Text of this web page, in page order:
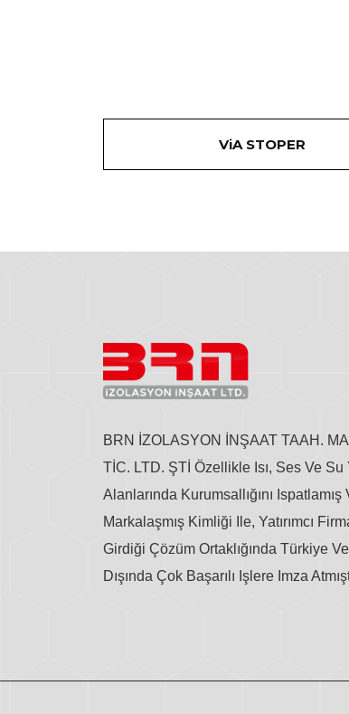
ViA STOPER
BRN İZOLASYON İNŞAAT TAAH.
TİC. LTD. ŞTİ Özellikle Isı, Ses Ve Su
Alanlarında Kurumsallığını Ispatlamış
Markalaşmış Kimliği Ile, Yatırımcı
Girdiği Çözüm Ortaklığında Türkiye
Dışında Çok Başarılı Işlere Imza